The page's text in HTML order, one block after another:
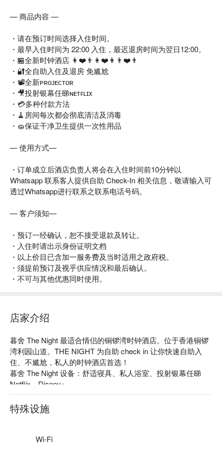
— 商品内容 —
・请在预订时间选择入住时间。
・最早入住时间为 22:00 入住，最迟退房时间为翌日12:00。
・🏪全新时钟酒店 👩❤️👨👩❤️👩👨❤️👨
・🔐全自助入住及退房 免尴尬
・📽️全新ᴘʀᴏᴊᴇᴄᴛᴏʀ
・🎥投射银幕任睇ɴᴇᴛꜰʟɪx
・💳多种付款方法
・🧹房间每次都会彻底清洁及消毒
・🧽保证干净卫生提供一次性用品
— 使用方式—
・订单成立后酒店负责人将会在入住时间前10分钟以
Whatsapp 联系客人提供自助 Check-In 相关信息，敬请输入可
透过Whatsapp进行联系之联系电话号码。
— 客户须知—
・预订一经确认，恕不接受退款及转让。
・入住时请出示身份证明文档
・以上价目已含加一服务费及当时适用之政府税。
・须提前预订及视乎供应情况和最后确认。
・不可与其他优惠同时使用。
店家介绍
暮舍 The Night 最适合情侣的铜锣湾时钟酒店。位于香港铜锣
湾利园山道。THE NIGHT 为自助 check in 让你快速自助入
住、不尴尬，私人的时钟酒店首选！
暮舍 The Night 设备：舒适寝具、私人浴室、投射银幕任睇
Netflix、Disney+
暮舍 The Night 推荐：距离铜锣湾地铁站仅有 2 分钟步行路
程，自助爆房
暮舍 The Night 情侣时钟酒店、暮舍 The Night 铜锣湾时钟酒
特殊设施
Wi-Fi